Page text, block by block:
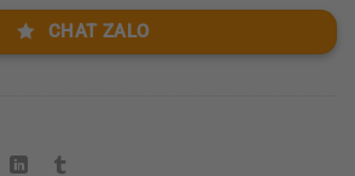
CHAT ZALO